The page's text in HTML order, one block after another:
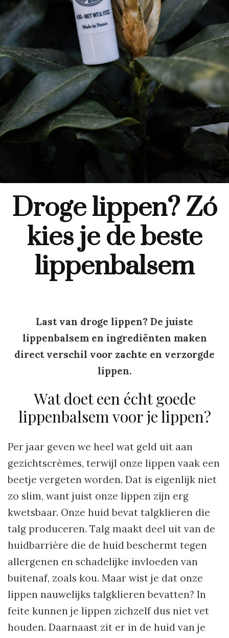
Droge lippen? Zó
kies je de beste
lippenbalsem
Last van droge lippen? De juiste
lippenbalsem en ingrediënten maken
direct verschil voor zachte en verzorgde
lippen.
Wat doet een écht goede
lippenbalsem voor je lippen?
Per jaar geven we heel wat geld uit aan
gezichtscrèmes, terwijl onze lippen vaak een
beetje vergeten worden. Dat is eigenlijk niet
zo slim, want juist onze lippen zijn erg
kwetsbaar. Onze huid bevat talgklieren die
talg produceren. Talg maakt deel uit van de
huidbarrière die de huid beschermt tegen
allergenen en schadelijke invloeden van
buitenaf, zoals kou. Maar wist je dat onze
lippen nauwelijks talgklieren bevatten? In
feite kunnen je lippen zichzelf dus niet vet
houden. Daarnaast zit er in de huid van je